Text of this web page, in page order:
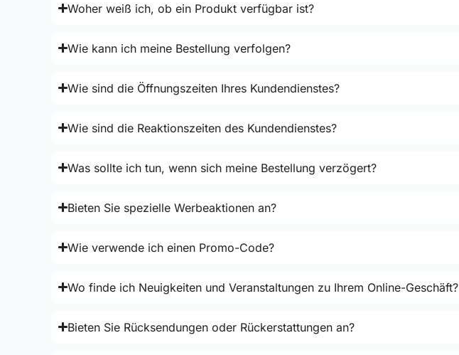
Woher weiß ich, ob ein Produkt verfügbar ist?
Wie kann ich meine Bestellung verfolgen?
Wie sind die Öffnungszeiten Ihres Kundendienstes?
Wie sind die Reaktionszeiten des Kundendienstes?
Was sollte ich tun, wenn sich meine Bestellung verzögert?
Bieten Sie spezielle Werbeaktionen an?
Wie verwende ich einen Promo-Code?
Wo finde ich Neuigkeiten und Veranstaltungen zu Ihrem Online-Geschäft?
Bieten Sie Rücksendungen oder Rückerstattungen an?